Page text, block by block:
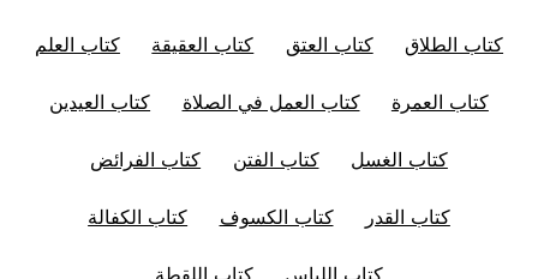
كتاب الطلاق كتاب العتق كتاب العقيقة كتاب العلم
كتاب العمرة كتاب العمل في الصلاة كتاب العيدين
كتاب الغسل كتاب الفتن كتاب الفرائض
كتاب القدر كتاب الكسوف كتاب الكفالة
كتاب اللباس كتاب اللقطة